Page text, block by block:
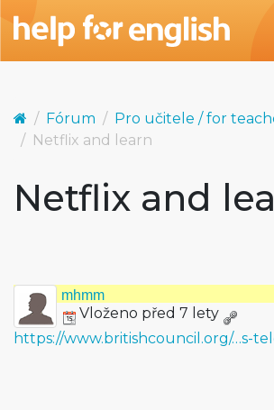
Fórum
Pro učitele / for
Netflix and learn
Netflix and
mhmm
Vloženo před 7 lety
https://www.britishcouncil.org/…s-